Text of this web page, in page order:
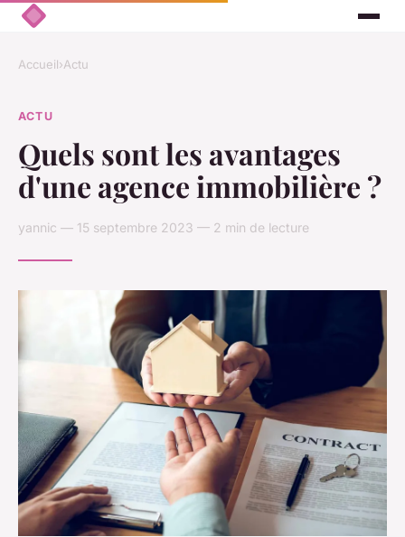
Accueil›Actu
ACTU
Quels sont les avantages
d'une agence immobilière ?
yannic — 15 septembre 2023 — 2 min de lecture